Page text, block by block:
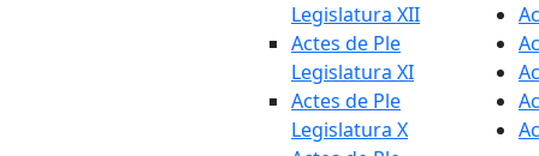
Legislatura XII
Actes de Ple
Legislatura XI
Actes de Ple
Legislatura X